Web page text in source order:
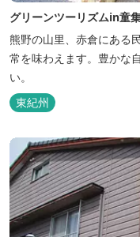
グリーンツーリズムin童
熊野の山里、赤倉にある
常を味わえます。豊かな
い。
東紀州